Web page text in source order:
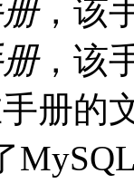
，该
，该
册的